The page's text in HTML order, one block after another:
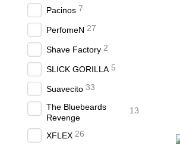
Pacinos 7
PerfomeN 27
Shave Factory 2
SLICK GORILLA 5
Suavecito 33
The Bluebeards
Revenge
13
XFLEX 26